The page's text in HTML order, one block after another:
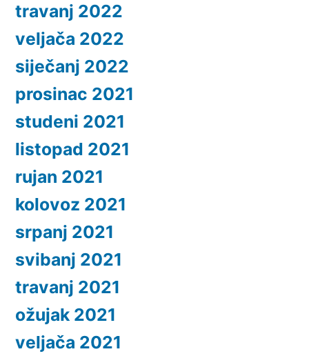
travanj 2022
veljača 2022
siječanj 2022
prosinac 2021
studeni 2021
listopad 2021
rujan 2021
kolovoz 2021
srpanj 2021
svibanj 2021
travanj 2021
ožujak 2021
veljača 2021